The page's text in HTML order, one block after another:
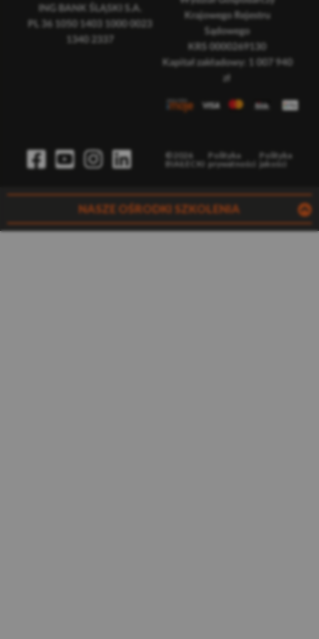
ING BANK ŚLĄSKI S.A.
PL 36 1050 1403 1000 0023
1340 2337
Krajowego Rejestru
Sądowego
KRS 0000269130
Kapitał zakładowy: 1 007 940
©2026
BIAŁECKI
Polityka
prywatności
Polityka
jakości
NASZE OŚRODKI SZKOLENIA